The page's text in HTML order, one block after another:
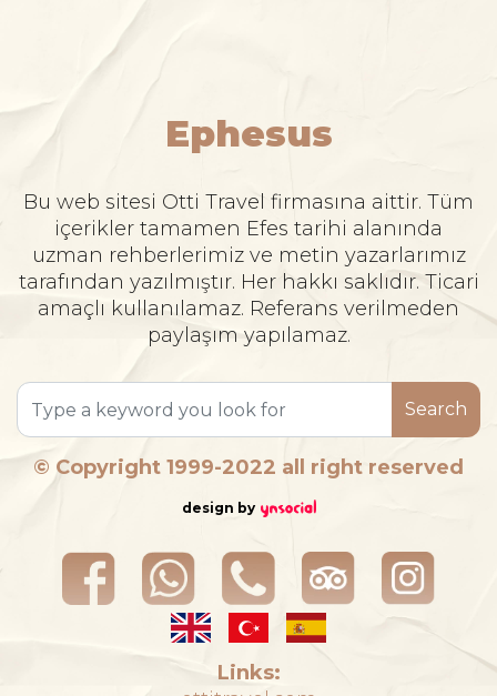
Ephesus
Bu web sitesi Otti Travel firmasına aittir. Tüm
içerikler tamamen Efes tarihi alanında
uzman rehberlerimiz ve metin yazarlarımız
tarafından yazılmıştır. Her hakkı saklıdır. Ticari
amaçlı kullanılamaz. Referans verilmeden
paylaşım yapılamaz.
Search
© Copyright 1999-2022 all right reserved
design by
Links: